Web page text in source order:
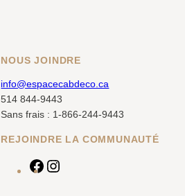
NOUS JOINDRE
info@espacecabdeco.ca
514 844-9443
Sans frais : 1-866-244-9443
REJOINDRE LA COMMUNAUTÉ
F